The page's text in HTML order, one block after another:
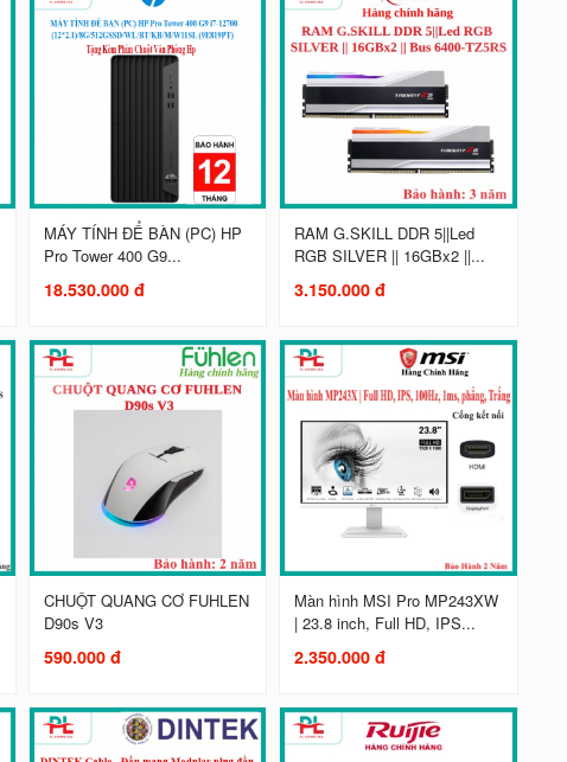
MÁY TÍNH ĐỂ BÀN (PC) HP
Pro Tower 400 G9...
18.530.000 đ
RAM G.SKILL DDR 5||Led
RGB SILVER || 16GBx2 ||...
3.150.000 đ
CHUỘT QUANG CƠ FUHLEN
D90s V3
590.000 đ
Màn hình MSI Pro MP243XW
| 23.8 inch, Full HD, IPS...
2.350.000 đ